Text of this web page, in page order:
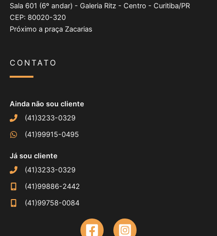
Sala 601 (6º andar) - Galeria Ritz - Centro - Curitiba/PR
CEP: 80020-320
Próximo a praça Zacarias
CONTATO
Ainda não sou cliente
(41)3233-0329
(41)99915-0495
Já sou cliente
(41)3233-0329
(41)99886-2442
(41)99758-0084